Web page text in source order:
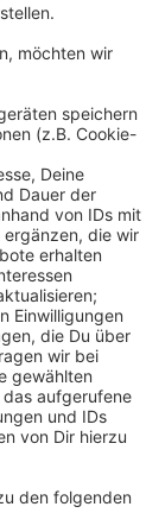
253
insolvent
die
lang.
Der
der